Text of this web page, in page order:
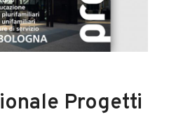
Progetti